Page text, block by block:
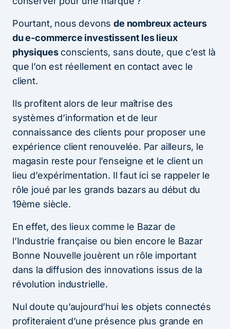
Pourtant, nous devonsde nombreux acteurs
du e-commerce investissent les lieux
physiquesconscients, sans doute, que c’est là
que l’on est réellement en contact avec le
client.
Ils profitent alors de leur maîtrise des
systèmes d’information et de leur
connaissance des clients pour proposer une
expérience client renouvelée. Par ailleurs, le
magasin reste pour l’enseigne et le client un
lieu d’expérimentation. Il faut ici se rappeler le
rôle joué par les grands bazars au début du
19ème siècle.
En effet, des lieux comme le Bazar de
l’Industrie française ou bien encore le Bazar
Bonne Nouvelle jouèrent un rôle important
dans la diffusion des innovations issus de la
révolution industrielle.
Nul doute qu’aujourd’hui les objets connectés
profiteraient d’une présence plus grande en